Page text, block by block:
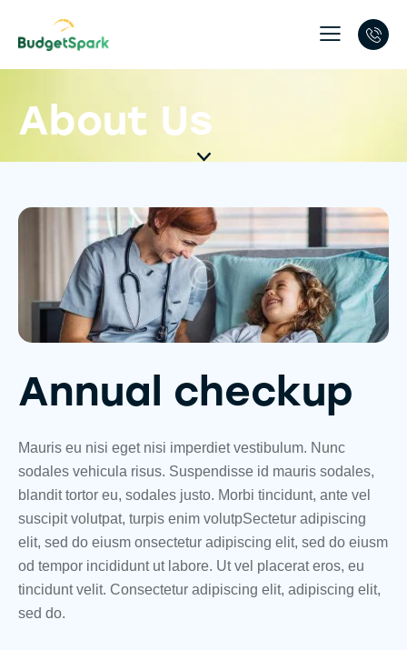
About Us
Annual checkup
Mauris eu nisi eget nisi imperdiet vestibulum. Nunc
sodales vehicula risus. Suspendisse id mauris sodales,
blandit tortor eu, sodales justo. Morbi tincidunt, ante vel
suscipit volutpat, turpis enim volutpSectetur adipiscing
elit, sed do eiusm onsectetur adipiscing elit, sed do eiusm
od tempor incididunt ut labore. Ut vel placerat eros, eu
tincidunt velit. Consectetur adipiscing elit, adipiscing elit,
sed do.